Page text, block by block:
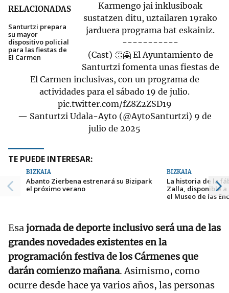
RELACIONADAS
Santurtzi prepara
su mayor
dispositivo policial
para las fiestas de
El Carmen
Karmengo jai inklusiboak
sustatzen ditu, uztailaren 19rako
jarduera programa bat eskainiz.
-----------
(Cast) 👏🤗 El Ayuntamiento de
Santurtzi fomenta unas fiestas de
El Carmen inclusivas, con un programa de
actividades para el sábado 19 de julio.
pic.twitter.com/fZ8Z2ZSD19
— Santurtzi Udala-Ayto (@AytoSanturtzi) 9 de
julio de 2025
TE PUEDE INTERESAR:
BIZKAIA
Abanto Zierbena estrenará su Bizipark
el próximo verano
BIZKAIA
La historia de la
Zalla, disponible
el Museo de las
Esajornada de deporte inclusivo será una de las
grandes novedades existentes en la
programación festiva de los Cármenes que
darán comienzo mañana. Asimismo, como
ocurre desde hace ya varios años, las personas